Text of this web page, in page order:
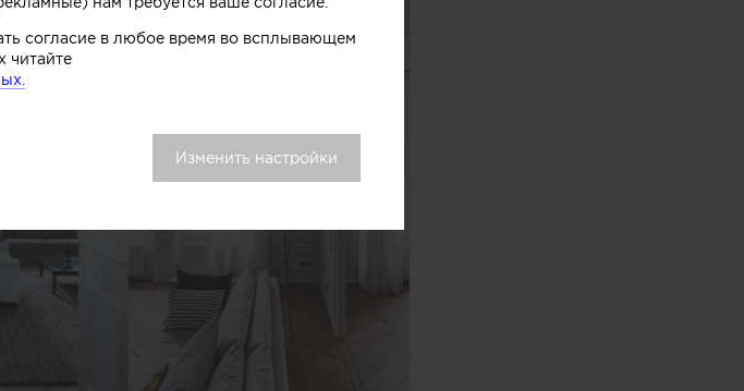
согласие в любое время во всплывающем
читайте
Изменить настройки